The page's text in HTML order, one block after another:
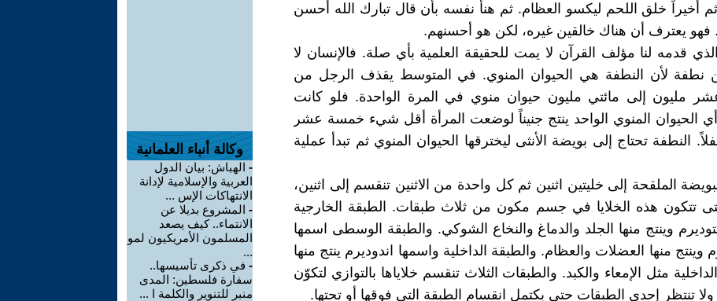
ثم أخيراً خلق اللحم ليكسو العظام. ثم هنأ نفسه بأن قال تبارك الله أحسن
فهو يعترف أن هناك خالقين غيره، لكن هو أحسنهم.
قدمه لنا مؤلف القرآن لا يمت للحقيقة العلمية بأي صلة. فالإنسان لا
نطفة لأن النطفة هي الحيوان المنوي. في المتوسط يقذف الرجل من
مليون إلى مائتي مليون حيوان منوي في المرة الواحدة. فلو كانت
أي الحيوان المنوي الواحد ينتج جنيناً لوضعت المرأة أقل شيء خمسة عشر
النطفة تحتاج إلى بويضة الأنثى ليخترقها الحيوان المنوي ثم تبدأ عملية
الملقحة إلى خليتين اثنين ثم كل واحدة من الاثنين تنقسم إلى اثنين،
تتكون هذه الخلايا في جسم مكون من ثلاث طبقات. الطبقة الخارجية
وينتج منها الجلد والدماغ والنخاع الشوكي. والطبقة الوسطى اسمها
وينتج منها العضلات والعظام. والطبقة الداخلية واسمها اندوديرم ينتج منها
مثل الإمعاء والكبد. والطبقات الثلاث تنقسم خلاياها بالتوازي لتكوّن
ولا تنتظر إحدى الطبقات حتى يكتمل انقسام الطبقة التي فوقها أو تحتها.
وكالة أنباء العلمانية
- الهباش: بيان الدول
العربية والإسلامية لإدانة
الانتهاكات الإس ...
- المشروع بديلا عن
الانتماء.. كيف يصعد
المسلمون الأمريكيون لمو
...
- في ذكرى تأسيسها..
سفارة فلسطين: المدى
منبر للتنوير والكلمة ا ...